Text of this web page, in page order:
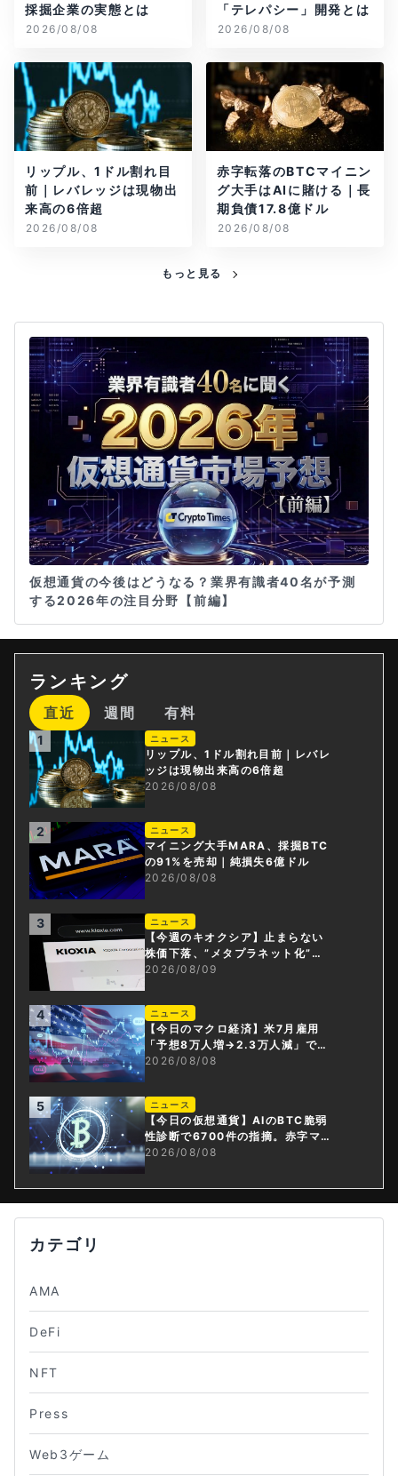
採掘企業の実態とは
2026/08/08
「テレパシー」開発とは
2026/08/08
リップル、1ドル割れ目
前｜レバレッジは現物出
来高の6倍超
2026/08/08
赤字転落のBTCマイニン
グ大手はAIに賭ける｜長
期負債17.8億ドル
2026/08/08
もっと見る
仮想通貨の今後はどうなる？業界有識者40名が予測
する2026年の注目分野【前編】
ランキング
直近 週間 有料
1 ニュース
リップル、1ドル割れ目前｜レバレ
ッジは現物出来高の6倍超
2026/08/08
2 ニュース
マイニング大手MARA、採掘BTC
の91%を売却｜純損失6億ドル
2026/08/08
3 ニュース
【今週のキオクシア】止まらない
株価下落、”メタプラネット化”の
指摘は本当？
2026/08/09
4 ニュース
【今日のマクロ経済】米7月雇用
「予想8万人増→2.3万人減」で利
上げ観測後退
2026/08/08
5 ニュース
【今日の仮想通貨】AIのBTC脆弱
性診断で6700件の指摘。赤字マイ
ニング企業はAIに賭ける
2026/08/08
カテゴリ
AMA
DeFi
NFT
Press
Web3ゲーム